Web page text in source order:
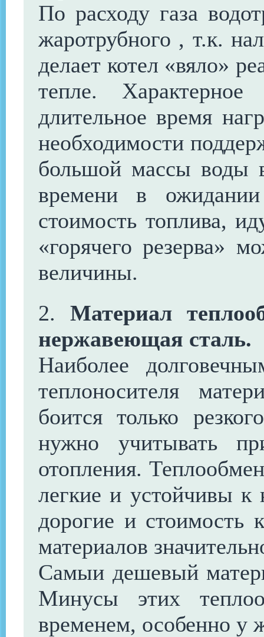
По расходу газа
жаротрубного , т.к.
делает котел «вяло»
тепле.
длительное время
необходимости
большой массы воды
времени в
стоимость топлива,
«горячего резерва»
величины.
2. Материал
нержавеющая сталь.
Наиболее
теплоносителя
боится только
нужно учитывать
отопления.
легкие и устойчивы к
дорогие и стоимость
материалов
Самыи дешевый
Минусы этих
временем, особенно у